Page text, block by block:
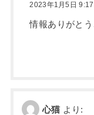
2023年1月5日 9:17
情報ありがとう
心猫 より: